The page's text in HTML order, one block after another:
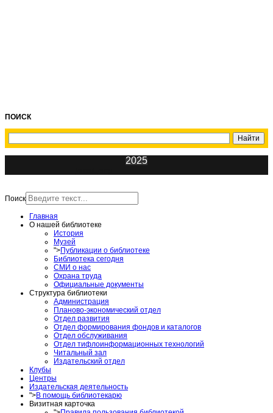
ПОИСК
2025
Поиск
Главная
О нашей библиотеке
История
Музей
">Публикации о библиотеке
Библиотека сегодня
СМИ о нас
Охрана труда
Официальные документы
Структура библиотеки
Администрация
Планово-экономический отдел
Отдел развития
Отдел формирования фондов и каталогов
Отдел обслуживания
Отдел тифлоинформационных технологий
Читальный зал
Издательский отдел
Клубы
Центры
Издательская деятельность
">В помощь библиотекарю
Визитная карточка